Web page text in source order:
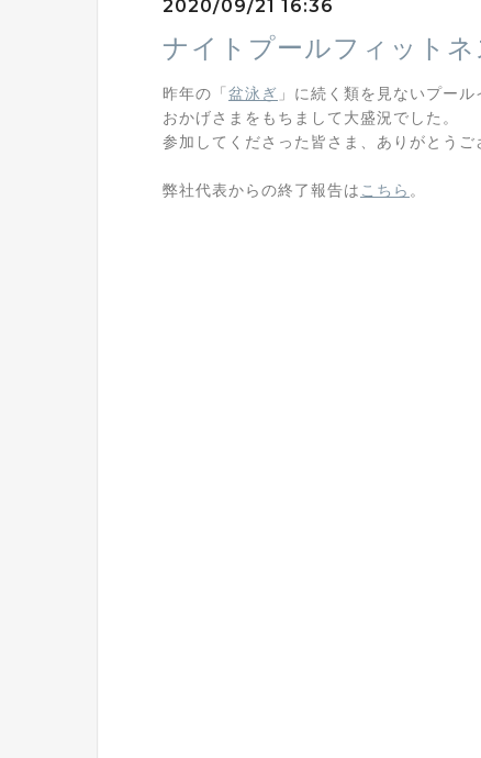
2020/09/21 16:36
ナイトプールフィットネ
昨年の「盆泳ぎ 」に続く類を見ないプー
おかげさまをもちまして大盛況でした。
参加してくださった皆さま、ありがとうご
弊社代表からの終了報告は こちら 。